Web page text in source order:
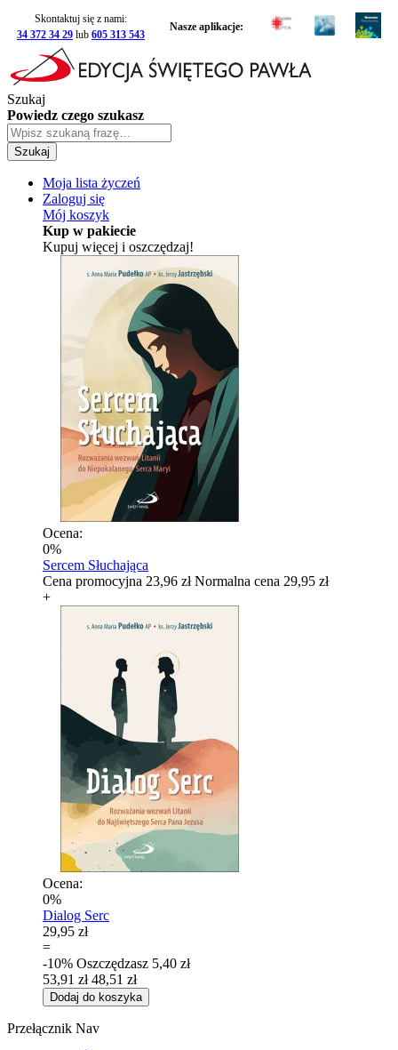
Skontaktuj się z nami:
34 372 34 29 lub 605 313 543
Nasze aplikacje:
Szukaj
Powiedz czego szukasz
Szukaj
Moja lista życzeń
Zaloguj się
Mój koszyk
Kup w pakiecie
Kupuj więcej i oszczędzaj!
Ocena:
0%
Sercem Słuchająca
Cena promocyjna 23,96 zł Normalna cena 29,95 zł
+
Ocena:
0%
Dialog Serc
29,95 zł
=
-10% Oszczędzasz 5,40 zł
53,91 zł 48,51 zł
Dodaj do koszyka
Przełącznik Nav